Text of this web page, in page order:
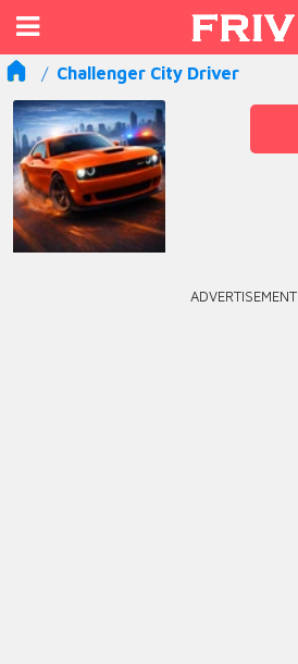
Challenger City Driver
ADVERTISEMENT